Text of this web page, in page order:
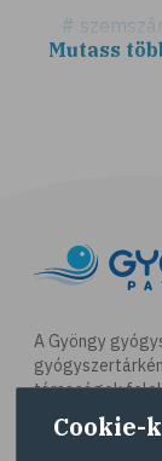
#
# játék
#
# lelki
#
#
#
Mutass
A Gyöngy
társaságok
működésért. A
elérhetőségeit a
Cookie-